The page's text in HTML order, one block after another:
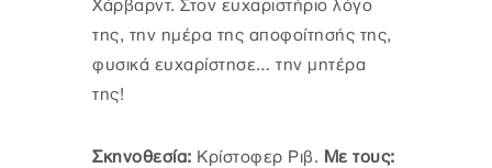
Χάρβαρντ. Στον ευχαριστήριο λόγο
της, την ημέρα της αποφοίτησής της,
φυσικά ευχαρίστησε… την μητέρα
της!
Σκηνοθεσία: Κρίστοφερ Ριβ. Με τους: